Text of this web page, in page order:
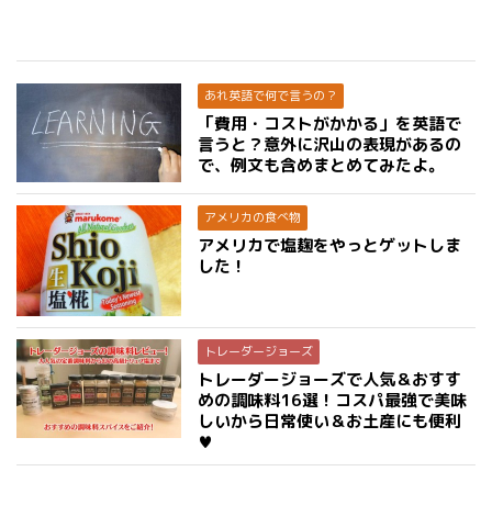
あれ英語で何で言うの？
「費用・コストがかかる」を英語で
言うと？意外に沢山の表現があるの
で、例文も含めまとめてみたよ。
アメリカの食べ物
アメリカで塩麹をやっとゲットしま
した！
トレーダージョーズ
トレーダージョーズで人気＆おすす
めの調味料16選！コスパ最強で美味
しいから日常使い＆お土産にも便利
♥